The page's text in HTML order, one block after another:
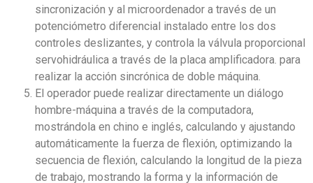
sincronización y al microordenador a través de un
potenciómetro diferencial instalado entre los dos
controles deslizantes, y controla la válvula proporcional
servohidráulica a través de la placa amplificadora. para
realizar la acción sincrónica de doble máquina.
El operador puede realizar directamente un diálogo
hombre-máquina a través de la computadora,
mostrándola en chino e inglés, calculando y ajustando
automáticamente la fuerza de flexión, optimizando la
secuencia de flexión, calculando la longitud de la pieza
de trabajo, mostrando la forma y la información de